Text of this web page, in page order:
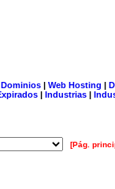
| Web Hosting |
| Industrias |
[Pág.